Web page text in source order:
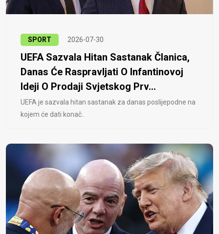
SPORT 2026-07-30
UEFA Sazvala Hitan Sastanak Članica,
Danas Će Raspravljati O Infantinovoj
Ideji O Prodaji Svjetskog Prv...
UEFA je sazvala hitan sastanak za danas poslijepodne na
kojem će dati konač..